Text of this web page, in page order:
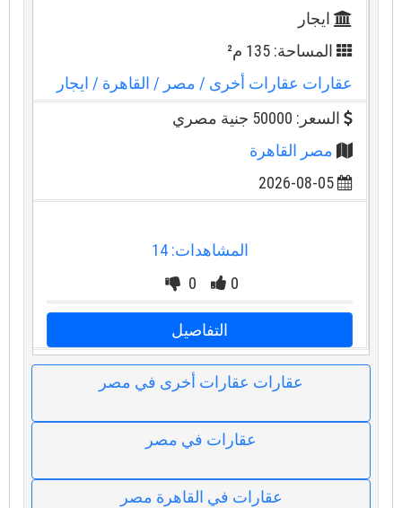
ايجار
المساحة: 135 م²
عقارات عقارات أخرى/ مصر / القاهرة/ ايجار
السعر: 50000 جنية مصري
مصر القاهرة
2026-08-05
المشاهدات: 14
0
0
التفاصيل
عقارات عقارات أخرى في مصر
عقارات في مصر
عقارات في القاهرة مصر